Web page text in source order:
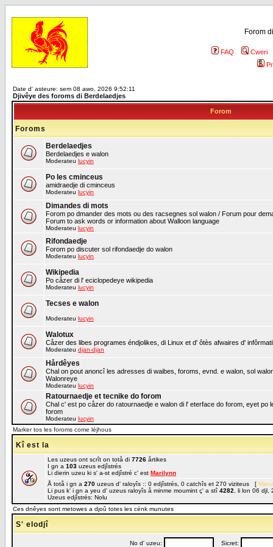
Forom
FAQ
Cweri
Date d' asteure: sem 08 awo, 2026 9:52:11
Djivêye des foroms di Berdelaedjes
Forom
Foroms
Berdelaedjes
Berdelaedjes e walon
Moderateu lucyin
Po les cminceus
amidraedje di cminceus
Moderateu lucyin
Dimandes di mots
Forom po dmander des mots ou des racsegnes sol walon / Forum pour
Forum to ask words or information about Walloon language
Moderateu lucyin
Rifondaedje
Forom po discuter sol rifondaedje do walon
Moderateu lucyin
Wikipedia
Po cåzer di l' eciclopedeye wikipedia
Moderateu lucyin
Tecses e walon
Moderateu lucyin
Walotux
Cåzer des libes programes éndjolikes, di Linux et d' ôtès afwaires d'
Moderateu djan-djan
Hårdêyes
Chal on pout anoncî les adresses di waibes, foroms, evnd. e walon, sol
Walonreye
Moderateu lucyin
Ratournaedje et tecnike do forom
Chal c' est po cåzer do ratournaedje e walon di l' eterface do forom, eyet
forom
Moderateu lucyin
Marker tos les foroms come léjhous
Kî est la
Les uzeus ont scrît on totå di 7726 årtikes
I gn a 103 uzeus edjîstrés
Li dierin uzeu ki s' a-st edjîstré c' est Marilynn
Å totå i gn a 270 uzeus d' raloyîs :: 0 edjîstrés, 0 catchîs et 270 viziteus [
Li pus k' i gn a yeu d' uzeus raloyîs å minme moumint ç' a stî 4282 , li lon 06
Uzeus edjîstrés: Nolu
Ces dnêyes sont metowes a djoû totes les cénk munutes
S' elodjî
No d' uzeu: Sicret: